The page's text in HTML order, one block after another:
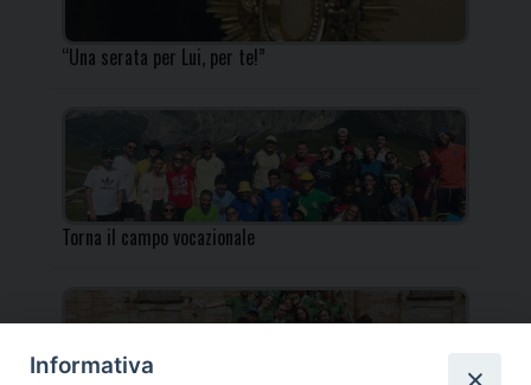
“Una serata per Lui, per te!”
Torna il campo vocazionale
Informativa